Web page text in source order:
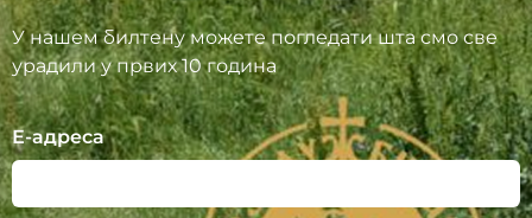
У нашем билтену можете погледати шта смо све
урадили у првих 10 година
Е-адреса